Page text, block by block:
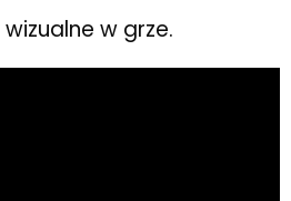
w grze.